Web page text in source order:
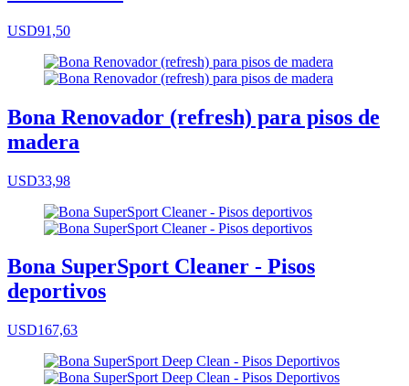
USD91,50
Bona Renovador (refresh) para pisos de
madera
USD33,98
Bona SuperSport Cleaner - Pisos
deportivos
USD167,63